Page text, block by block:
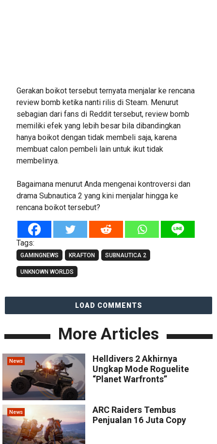
Gerakan boikot tersebut ternyata menjalar ke rencana
review bomb ketika nanti rilis di Steam. Menurut
sebagian dari fans di Reddit tersebut, review bomb
memiliki efek yang lebih besar bila dibandingkan
hanya boikot dengan tidak membeli saja, karena
membuat calon pembeli lain untuk ikut tidak
membelinya.
Bagaimana menurut Anda mengenai kontroversi dan
drama Subnautica 2 yang kini menjalar hingga ke
rencana boikot tersebut?
Tags:
GAMINGNEWS KRAFTON SUBNAUTICA 2
UNKNOWN WORLDS
LOAD COMMENTS
More Articles
News
Helldivers 2 Akhirnya
Ungkap Mode Roguelite
“Planet Warfronts”
News
ARC Raiders Tembus
Penjualan 16 Juta Copy